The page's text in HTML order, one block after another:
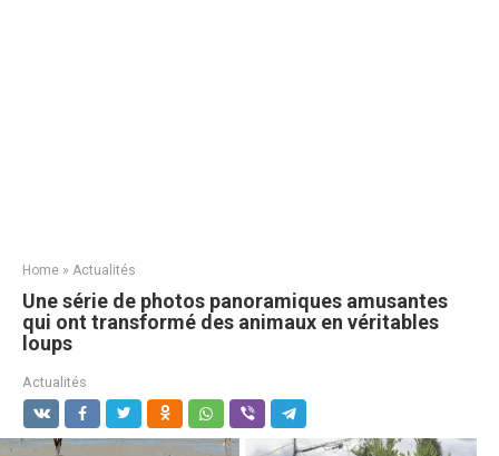
Home » Actualités
Une série de photos panoramiques amusantes
qui ont transformé des animaux en véritables
loups
Actualités